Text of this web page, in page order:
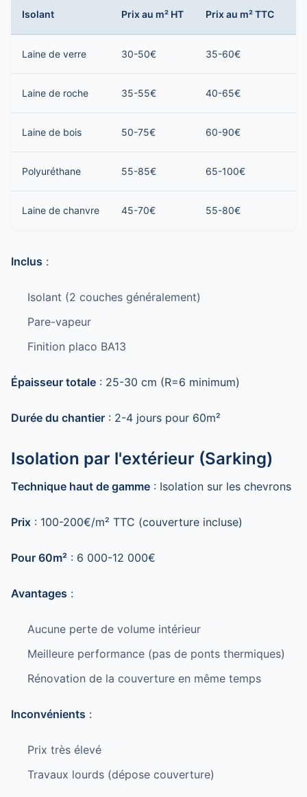
Isolant Prix au m² HT Prix au m² TTC
Laine de verre 30-50€ 35-60€
Laine de roche 35-55€ 40-65€
Laine de bois 50-75€ 60-90€
Polyuréthane 55-85€ 65-100€
Laine de chanvre 45-70€ 55-80€
Inclus :
Isolant (2 couches généralement)
Pare-vapeur
Finition placo BA13
Épaisseur totale : 25-30 cm (R=6 minimum)
Durée du chantier : 2-4 jours pour 60m²
Isolation par l'extérieur (Sarking)
Technique haut de gamme : Isolation sur les chevrons
Prix : 100-200€/m² TTC (couverture incluse)
Pour 60m² : 6 000-12 000€
Avantages :
Aucune perte de volume intérieur
Meilleure performance (pas de ponts thermiques)
Rénovation de la couverture en même temps
Inconvénients :
Prix très élevé
Travaux lourds (dépose couverture)